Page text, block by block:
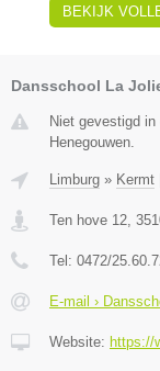
BEKIJK
Dansschool La
Niet gevestigd
Henegouwen.
Limburg » Kermt
Ten hove 12
Tel: 0472/
E-mail ›
Website: https://